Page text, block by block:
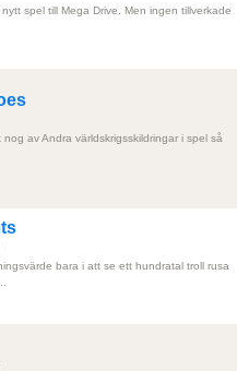
spel till Mega Drive. Men ingen tillverkade
av Andra världskrigsskildringar i spel så
bara i att se ett hundratal troll rusa